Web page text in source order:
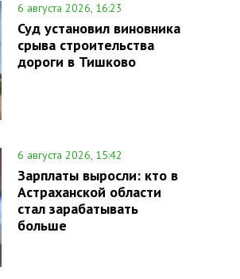
6 августа 2026, 16:23
Суд установил виновника
срыва строительства
дороги в Тишково
6 августа 2026, 15:42
Зарплаты выросли: кто в
Астраханской области
стал зарабатывать
больше